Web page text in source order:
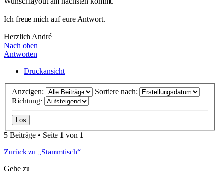
Ich freue mich auf eure Antwort.
Herzlich André
Nach oben
Antworten
Druckansicht
Anzeigen:
Sortiere nach:
Richtung:
5 Beiträge • Seite 1 von 1
Zurück zu „Stammtisch“
Gehe zu